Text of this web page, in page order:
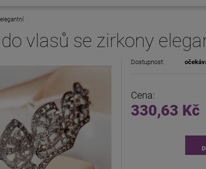
vlasů se zirkony
Dostupnost:
Cena:
330,63 Kč